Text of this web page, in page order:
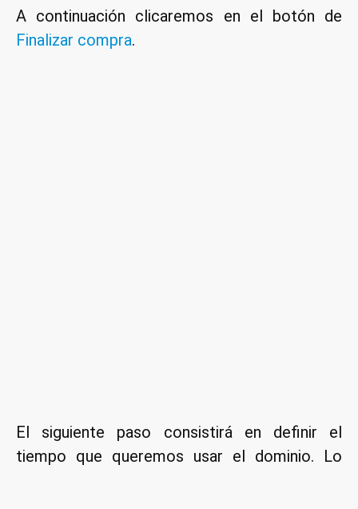
A continuación clicaremos en el botón de
Finalizar compra.
El siguiente paso consistirá en definir el
tiempo que queremos usar el dominio. Lo